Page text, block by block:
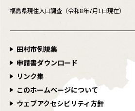
福島県現住人口調査（令和8年7月1日現在）
田村市例規集
申請書ダウンロード
リンク集
このホームページについて
ウェブアクセシビリティ方針